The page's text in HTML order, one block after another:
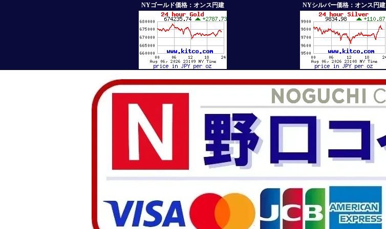
NYゴールド価格：オンス円建 NYシルバー価格：オンス円建